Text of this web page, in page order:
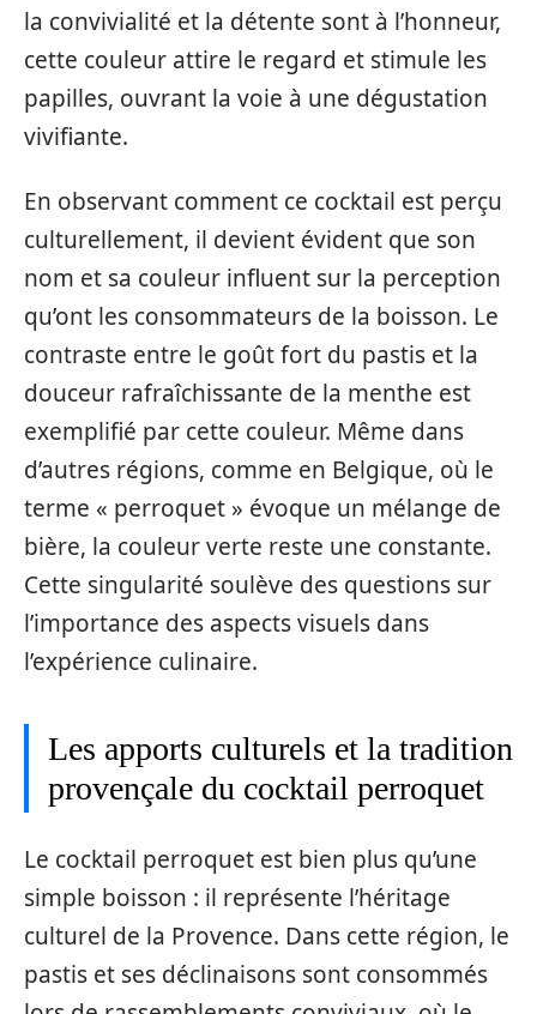
la convivialité et la détente sont à l’honneur,
cette couleur attire le regard et stimule les
papilles, ouvrant la voie à une dégustation
vivifiante.
En observant comment ce cocktail est perçu
culturellement, il devient évident que son
nom et sa couleur influent sur la perception
qu’ont les consommateurs de la boisson. Le
contraste entre le goût fort du pastis et la
douceur rafraîchissante de la menthe est
exemplifié par cette couleur. Même dans
d’autres régions, comme en Belgique, où le
terme « perroquet » évoque un mélange de
bière, la couleur verte reste une constante.
Cette singularité soulève des questions sur
l’importance des aspects visuels dans
l’expérience culinaire.
Les apports culturels et la tradition
provençale du cocktail perroquet
Le cocktail perroquet est bien plus qu’une
simple boisson : il représente l’héritage
culturel de la Provence. Dans cette région, le
pastis et ses déclinaisons sont consommés